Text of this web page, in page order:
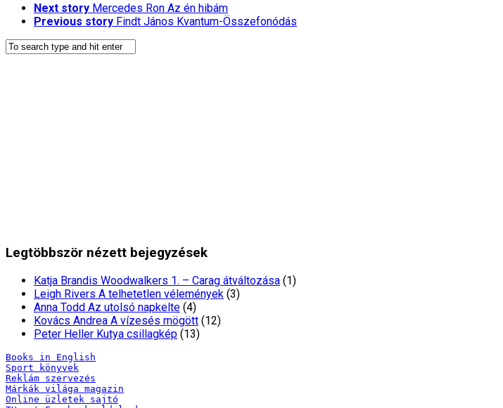
Next story Mercedes Ron Az én hibám
Previous story Findt János Kvantum-Összefonódás
Legtöbbször nézett bejegyzések
Katja Brandis Woodwalkers 1. – Carag átváltozása (1)
Leigh Rivers A telhetetlen vélemények (3)
Anna Todd Az utolsó napkelte (4)
Kovács Andrea A vízesés mögött (12)
Peter Heller Kutya csillagkép (13)
Books in English
Sport könyvek
Reklám szervezés
Márkák világa magazin
Online üzletek sajtó